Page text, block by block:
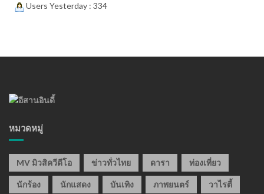
Users Yesterday : 334
หมวดหมู่
MV มิวสิควีดีโอ ข่าวทั่วไทย ดารา ท่องเที่ยว
นักร้อง นักแสดง บันเทิง ภาพยนตร์ วาไรตี้